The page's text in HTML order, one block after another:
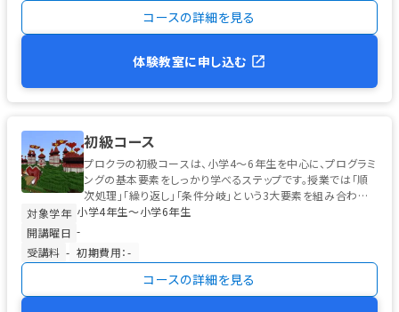
コースの詳細を見る
体験教室に申し込む
初級コース
プロクラの初級コースは、小学4〜6年生を中心に、プログラミ
ングの基本要素をしっかり学べるステップです。授業では「順
次処理」「繰り返し」「条件分岐」という3大要素を組み合わせ、
テーマに沿った作品制...
対象学年 小学4年生〜小学6年生
開講曜日 -
受講料 - 初期費用：-
コースの詳細を見る